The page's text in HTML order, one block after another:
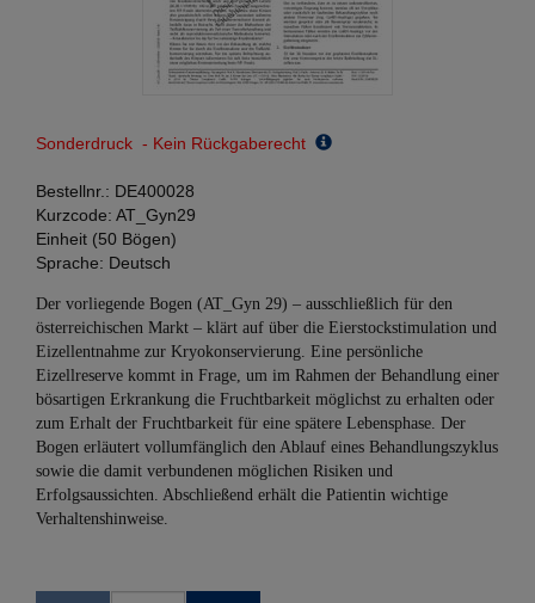
Sonderdruck - Kein Rückgaberecht
Bestellnr.: DE400028
Kurzcode: AT_Gyn29
Einheit (50 Bögen)
Sprache: Deutsch
Der vorliegende Bogen (AT_Gyn 29) – ausschließlich für den
österreichischen Markt – klärt auf über die Eierstockstimulation und
Eizellentnahme zur Kryokonservierung. Eine persönliche
Eizellreserve kommt in Frage, um im Rahmen der Behandlung einer
bösartigen Erkrankung die Fruchtbarkeit möglichst zu erhalten oder
zum Erhalt der Fruchtbarkeit für eine spätere Lebensphase. Der
Bogen erläutert vollumfänglich den Ablauf eines Behandlungszyklus
sowie die damit verbundenen möglichen Risiken und
Erfolgsaussichten. Abschließend erhält die Patientin wichtige
Verhaltenshinweise.